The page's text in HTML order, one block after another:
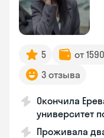
5 от
3 отзыва
Окончила
университет
Проживала